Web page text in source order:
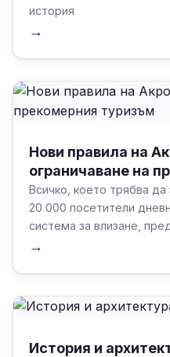
история
→
Нови правила на
ограничаване на
Всичко, което трябва
20 000 посетители
система за влизане,
→
История и